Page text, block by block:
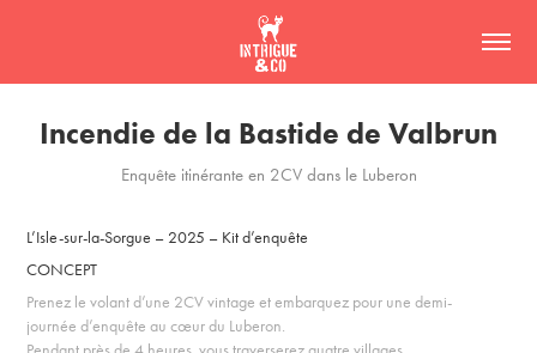
Incendie de la Bastide de Valbrun
Enquête itinérante en 2CV dans le Luberon
L’Isle-sur-la-Sorgue – 2025 – Kit d’enquête
CONCEPT
Prenez le volant d’une 2CV vintage et embarquez pour une demi-
journée d’enquête au cœur du Luberon.